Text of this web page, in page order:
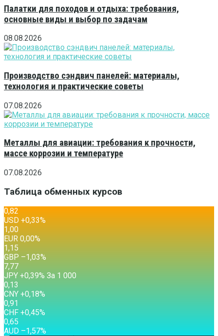
Палатки для походов и отдыха: требования,
основные виды и выбор по задачам
08.08.2026
Производство сэндвич панелей: материалы,
технология и практические советы
07.08.2026
Металлы для авиации: требования к прочности,
массе коррозии и температуре
07.08.2026
Таблица обменных курсов
0,82
USD +0,33%
1,00
EUR 0,00%
1,15
GBP –1,03%
7,77
JPY +0,39% За 1 000
0,13
CNY +0,18%
0,91
CHF +0,45%
0,65
AUD –1,57%